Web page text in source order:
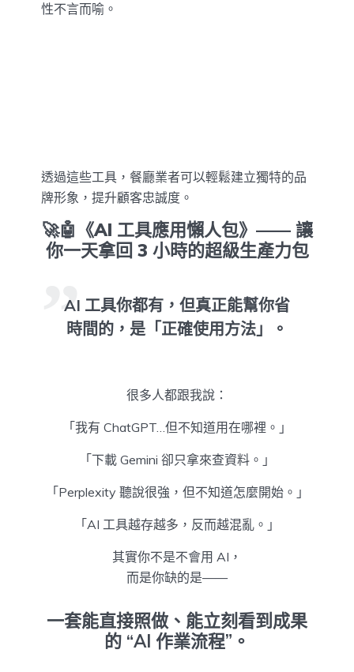
性不言而喻。
透過這些工具，餐廳業者可以輕鬆建立獨特的品
牌形象，提升顧客忠誠度。
🚀🤖《AI 工具應用懶人包》—— 讓
你一天拿回 3 小時的超級生產力包
AI 工具你都有，但真正能幫你省
時間的，是「正確使用方法」。
很多人都跟我說：
「我有 ChatGPT…但不知道用在哪裡。」
「下載 Gemini 卻只拿來查資料。」
「Perplexity 聽說很強，但不知道怎麼開始。」
「AI 工具越存越多，反而越混亂。」
其實你不是不會用 AI，
而是你缺的是——
一套能直接照做、能立刻看到成果
的 “AI 作業流程”。